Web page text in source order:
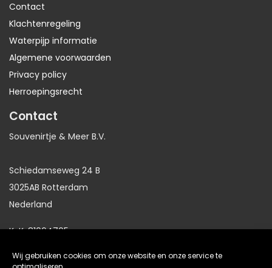
Wij gebruiken cookies om onze website en onze service te
Contact
Klachtenregeling
Waterpijp informatie
Algemene voorwaarden
Privacy policy
Herroepingsrecht
Contact
Souvenirtje & Meer B.V.
Schiedamseweg 24 B
3025AB Rotterdam
Nederland
KvK: 81064705